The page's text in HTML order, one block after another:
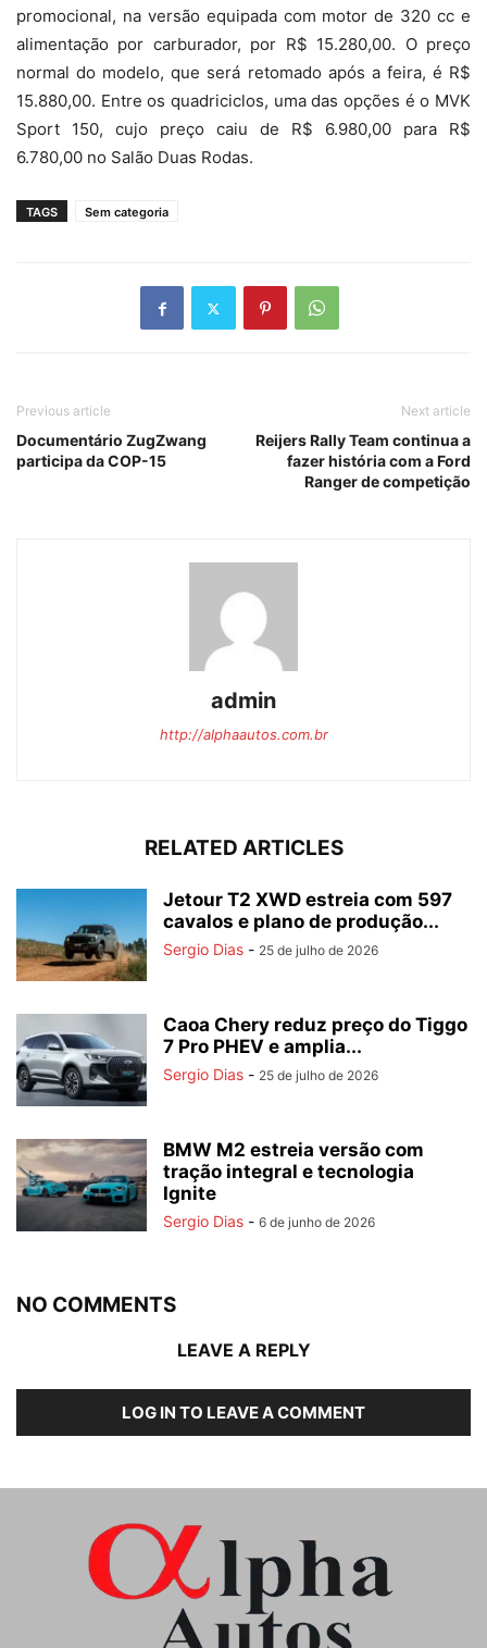
promocional, na versão equipada com motor de 320 cc e
alimentação por carburador, por R$ 15.280,00. O preço
normal do modelo, que será retomado após a feira, é R$
15.880,00. Entre os quadriciclos, uma das opções é o MVK
Sport 150, cujo preço caiu de R$ 6.980,00 para R$
6.780,00 no Salão Duas Rodas.
TAGS Sem categoria
Previous article
Documentário ZugZwang
participa da COP-15
Next article
Reijers Rally Team continua a
fazer história com a Ford
Ranger de competição
admin
http://alphaautos.com.br
RELATED ARTICLES
Jetour T2 XWD estreia com 597
cavalos e plano de produção...
Sergio Dias - 25 de julho de 2026
Caoa Chery reduz preço do Tiggo
7 Pro PHEV e amplia...
Sergio Dias - 25 de julho de 2026
BMW M2 estreia versão com
tração integral e tecnologia
Ignite
Sergio Dias - 6 de junho de 2026
NO COMMENTS
LEAVE A REPLY
LOG IN TO LEAVE A COMMENT